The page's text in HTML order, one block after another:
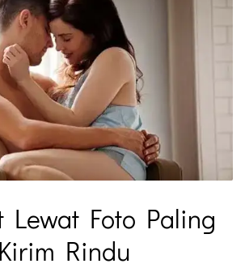
Lewat Foto Paling
Rindu